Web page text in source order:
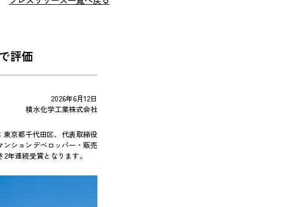
評価
2026年6月12日
積水化学工業株式会社
京都千代田区、代表取締役
ンションデベロッパー・販売
年連続受賞となります。